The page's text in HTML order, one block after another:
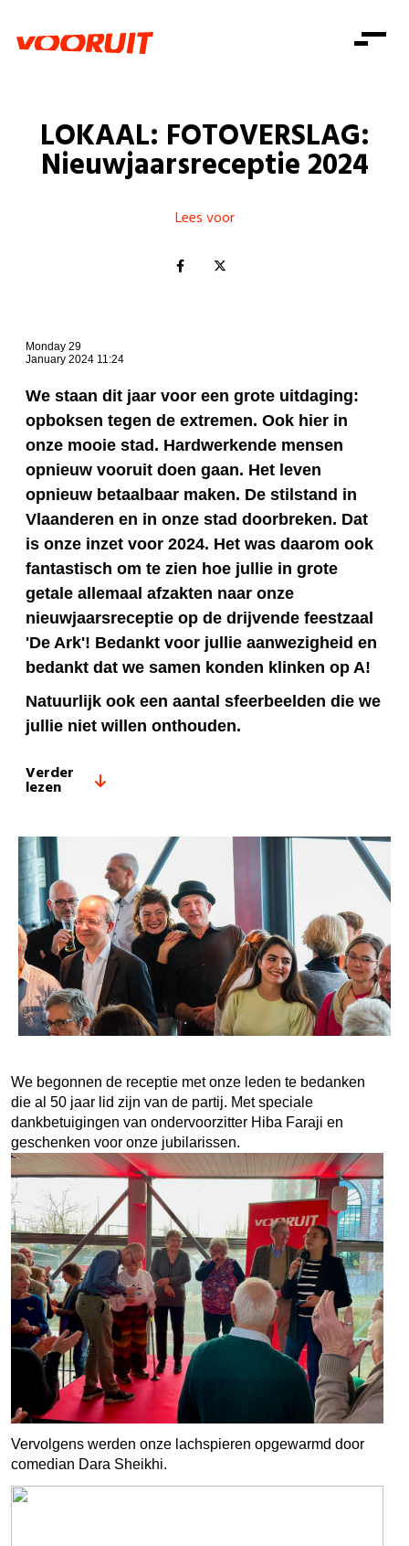
Zorg
Gelijke kansen
Welzijn
Consumentenbescherming
Onze mensen
Standpunten
Vacatures
Doe mee
Doe mee
Word lid
Shop
Login
LOKAAL: FOTOVERSLAG:
Nieuwjaarsreceptie 2024
Lees voor
Monday 29
January 2024 11:24
We staan dit jaar voor een grote uitdaging:
opboksen tegen de extremen. Ook hier in
onze mooie stad. Hardwerkende mensen
opnieuw vooruit doen gaan. Het leven
opnieuw betaalbaar maken. De stilstand in
Vlaanderen en in onze stad doorbreken. Dat
is onze inzet voor 2024. Het was daarom ook
fantastisch om te zien hoe jullie in grote
getale allemaal afzakten naar onze
nieuwjaarsreceptie op de drijvende feestzaal
'De Ark'! Bedankt voor jullie aanwezigheid en
bedankt dat we samen konden klinken op A!
Natuurlijk ook een aantal sfeerbeelden die we
jullie niet willen onthouden.
Verder
lezen
We begonnen de receptie met onze leden te bedanken
die al 50 jaar lid zijn van de partij. Met speciale
dankbetuigingen van ondervoorzitter Hiba Faraji en
geschenken voor onze jubilarissen.
Vervolgens werden onze lachspieren opgewarmd door
comedian Dara Sheikhi.